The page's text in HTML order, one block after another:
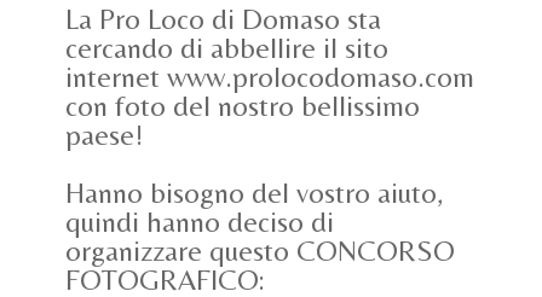
La Pro Loco di Domaso sta
cercando di abbellire il sito
internet www.prolocodomaso.com
con foto del nostro bellissimo
paese!
Hanno bisogno del vostro aiuto,
quindi hanno deciso di
organizzare questo CONCORSO
FOTOGRAFICO: